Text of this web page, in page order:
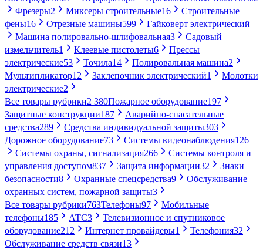
Фрезеры2 Миксеры строительные16
Строительные
фены16 Отрезные машины599
Гайковерт электрический
Машина полировально-шлифовальная3
Садовый
измельчитель1 Клеевые пистолеты6
Прессы
электрические53 Точила14 Полировальная машина2
Мультипликатор12 Заклепочник электрический1
Молотки
электрические2
Все товары рубрики2 380Пожарное оборудование197
Защитные конструкции187
Аварийно-спасательные
средства289 Средства индивидуальной защиты303
Дорожное оборудование73 Системы видеонаблюдения126
Системы охраны, сигнализация266
Системы контроля и
управления доступом837 Защита информации32
Знаки
безопасности8 Охранные спецсредства9
Обслуживание
охранных систем, пожарной защиты3
Все товары рубрики763Телефоны97
Мобильные
телефоны185 АТС3
Телевизионное и спутниковое
оборудование212 Интернет провайдеры1 Телефония32
Обслуживание средств связи13